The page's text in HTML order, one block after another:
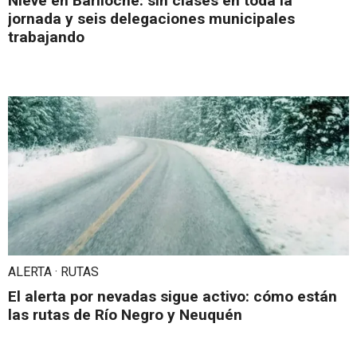
jornada y seis delegaciones municipales
trabajando
ALERTA · RUTAS
El alerta por nevadas sigue activo: cómo están
las rutas de Río Negro y Neuquén